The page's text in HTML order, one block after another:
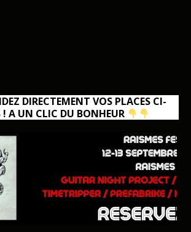
DIRECTEMENT VOS PLACES CI-
! A UN CLIC DU BONHEUR